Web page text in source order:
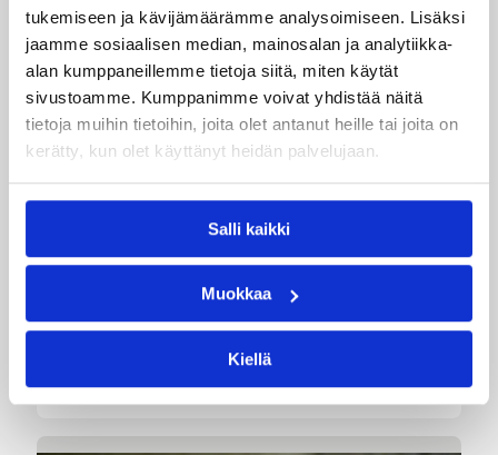
tukemiseen ja kävijämäärämme analysoimiseen. Lisäksi
jaamme sosiaalisen median, mainosalan ja analytiikka-
alan kumppaneillemme tietoja siitä, miten käytät
sivustoamme. Kumppanimme voivat yhdistää näitä
tietoja muihin tietoihin, joita olet antanut heille tai joita on
kerätty, kun olet käyttänyt heidän palvelujaan.
Salli kaikki
Muokkaa
Kiellä
Suomalaiset ulkomailla 06.08.2026 09:16
Mystics nousi 20 pisteen takaa
voittoon Wingsiä vastaan –
Kuier viisi pistettä
WNBA:ssa Dallas Wings ehti johtaa peliä jo 20
pistettä, mutta Washington Mystics nousi takaa
voittoon 92-96 (59-44). Awak Kuier pelasi
vaihdosta viisi minuuttia tilastoiden viisi pistettä